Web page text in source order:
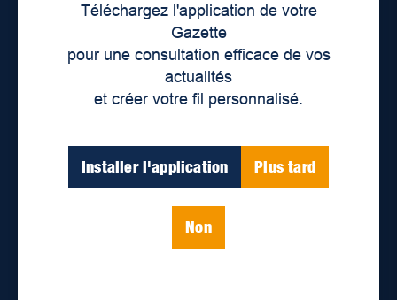
Téléchargez l'application de votre
Gazette
pour une consultation efficace de vos
actualités
et créer votre fil personnalisé.
Installer l'application Plus tard
Non
Lieux de distribution